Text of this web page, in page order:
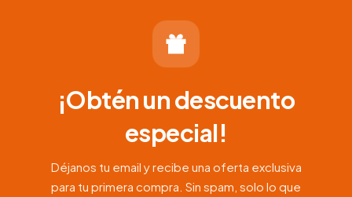
¡Obtén un descuento
especial!
Déjanos tu email y recibe una oferta exclusiva
para tu primera compra. Sin spam, solo lo que